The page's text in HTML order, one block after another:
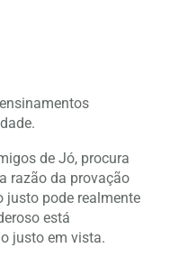
de Jó, procura
razão da provação
justo pode realmente
está
justo em vista.